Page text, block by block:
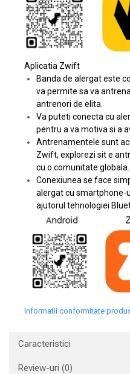
Aplicatia Zwift
Banda de alergat este
va permite sa va
antrenori de elita.
Va puteti conecta cu
pentru a va motiva si a
Antrenamentele sunt
Zwift, explorezi sit e
cu o comunitate globala.
Conexiunea se face
alergat cu
ajutorul tehnologiei
Informatii conformitate
Caracteristici
Review-uri (0)